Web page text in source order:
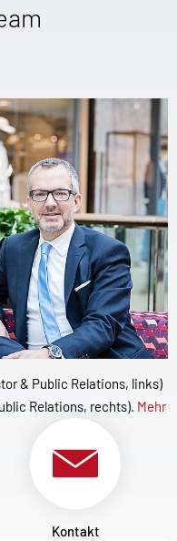
& Public Relations, links)
Relations, rechts). Mehr
Kontakt